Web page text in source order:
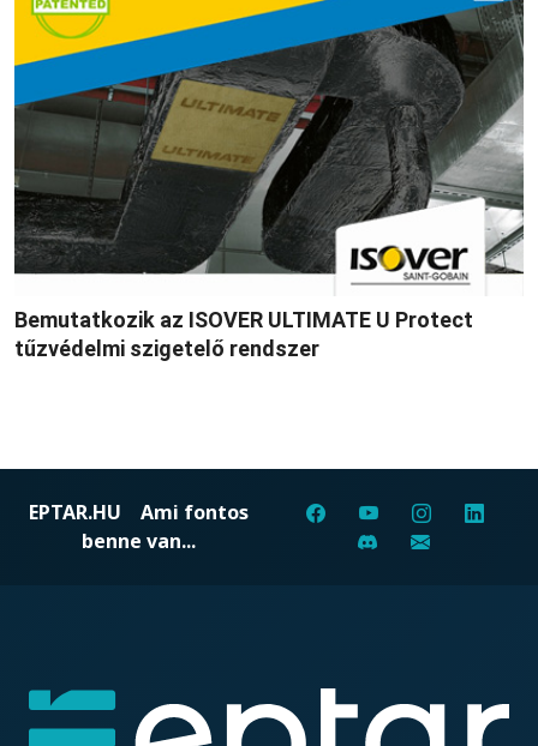
Bemutatkozik az ISOVER ULTIMATE U Protect
tűzvédelmi szigetelő rendszer
EPTAR.HU Ami fontos
benne van...